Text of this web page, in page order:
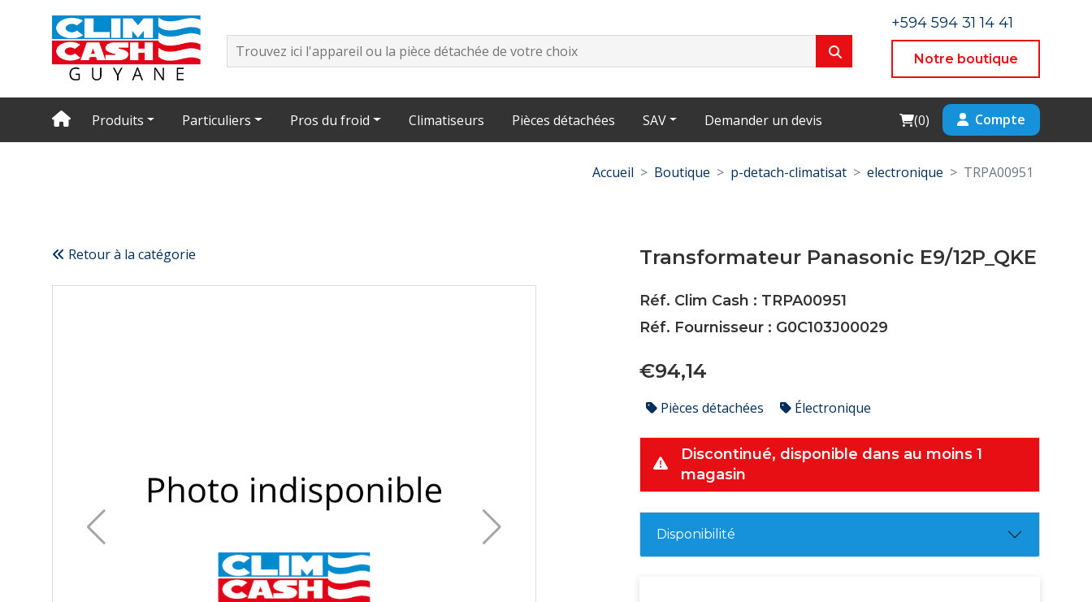
+594 594 31 14 41
Notre boutique
Produits Particuliers Pros du froid Climatiseurs Pièces détachées SAV Demander un devis Cart
(0) Compte
Accueil Boutique p-detach-climatisat electronique TRPA00951
Retour à la catégorie Transformateur Panasonic E9/12P_QKE
Réf. Clim Cash : TRPA00951
Réf. Fournisseur : G0C103J00029
€94,14
Pièces détachées Électronique
Discontinué, disponible dans au moins 1
magasin
Disponibilité